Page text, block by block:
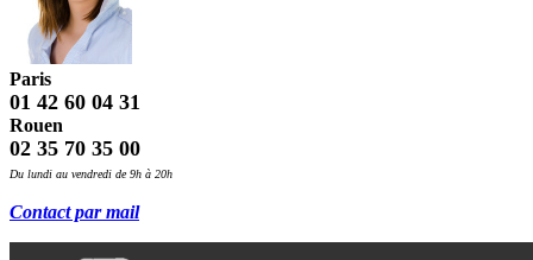
Paris
01 42 60 04 31
Rouen
02 35 70 35 00
Du lundi au vendredi de 9h à 20h
Contact par mail